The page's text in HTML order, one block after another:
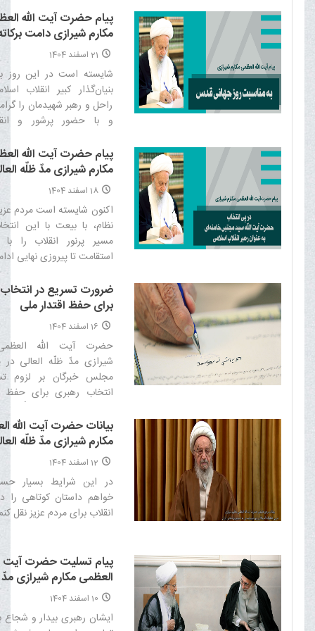
برومندشان، موجب
فراوان گردید.‌
پیام حضرت آیت الله
مکارم شیرازی دامت
مناسبت روز جهانی قدس
21 اسفند 1404
شایسته است در این روز
بنیان‌گذار کبیر انقلاب
راحل و رهبر شهیدمان را
و با حضور پرشور و
اسلامی را سرافراز نماییم.‌
پیام حضرت آیت الله
مکارم شیرازی مدّ ظلّه
پی انتخاب حضرت آیت
مجتبی خامنه ای به
انقلاب اسلامی
18 اسفند 1404
اکنون شایسته است مردم
نظام، با بیعت با این
مسیر پرنور انقلاب را
استقامت تا پیروزی نهایی
ضرورت تسریع در
برای حفظ اقتدار ملی
16 اسفند 1404
حضرت آیت الله
شیرازی مدّ ظلّه العالی در
مجلس خبرگان بر لزوم
انتخاب رهبری برای حفظ
بیانات حضرت آیت الله
مکارم شیرازی مدّ ظلّه
درباره مسائل روز کشور
12 اسفند 1404
در این شرایط بسیار
خواهم داستان کوتاهی را
انقلاب برای مردم عزیز نقل
پیام تسلیت حضرت آیت
العظمی مکارم شیرازی
العالی درپی شهادت
انقلاب اسلامی حضرت
العظمی خامنه ای قدّس
10 اسفند 1404
ایشان رهبری بیدار و شجاع